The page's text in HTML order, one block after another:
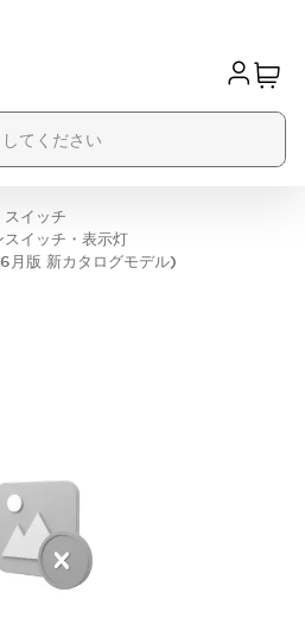
スイッチ
イッチ・表示灯
版 新カタログモデル)